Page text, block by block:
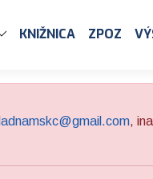
KNIŽNICA ZPOZ
,